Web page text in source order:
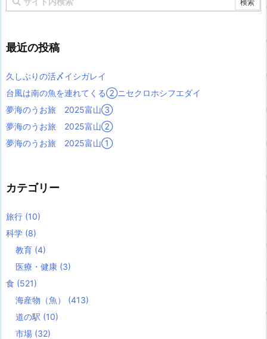
最近の投稿
久しぶりの活〆イシガレイ
台風は南の魚を連れてくる②ニセクロホシフエダイ
夢海のうお旅 2025富山③
夢海のうお旅 2025富山②
夢海のうお旅 2025富山①
カテゴリー
旅行 (10)
科学 (8)
教育 (4)
医療・健康 (3)
食 (521)
海産物（魚） (413)
道の駅 (10)
市場 (32)